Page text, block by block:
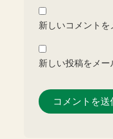
新しいコメントを
新しい投稿をメー